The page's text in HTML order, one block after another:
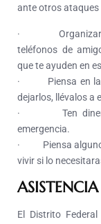
ante otros ataques
· Organizarte
teléfonos de
que te ayuden en
· Piensa en la
dejarlos, llévalos a
· Ten dinero
emergencia.
· Piensa algunos
vivir si lo
El Distrito